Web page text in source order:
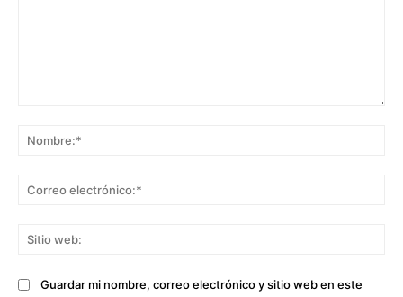
Guardar mi nombre, correo electrónico y sitio web en este